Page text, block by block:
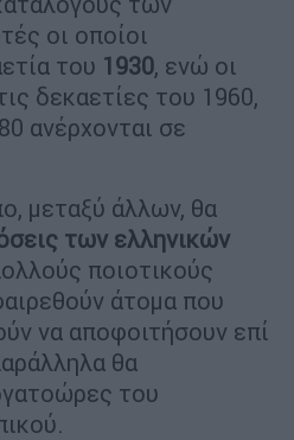
οι οποίοι
του 1930, ενώ οι
δεκαετίες του 1960,
ανέρχονται σε
μεταξύ άλλων, θα
των ελληνικών
ποιοτικούς
άτομα που
να αποφοιτήσουν επί
θα
του